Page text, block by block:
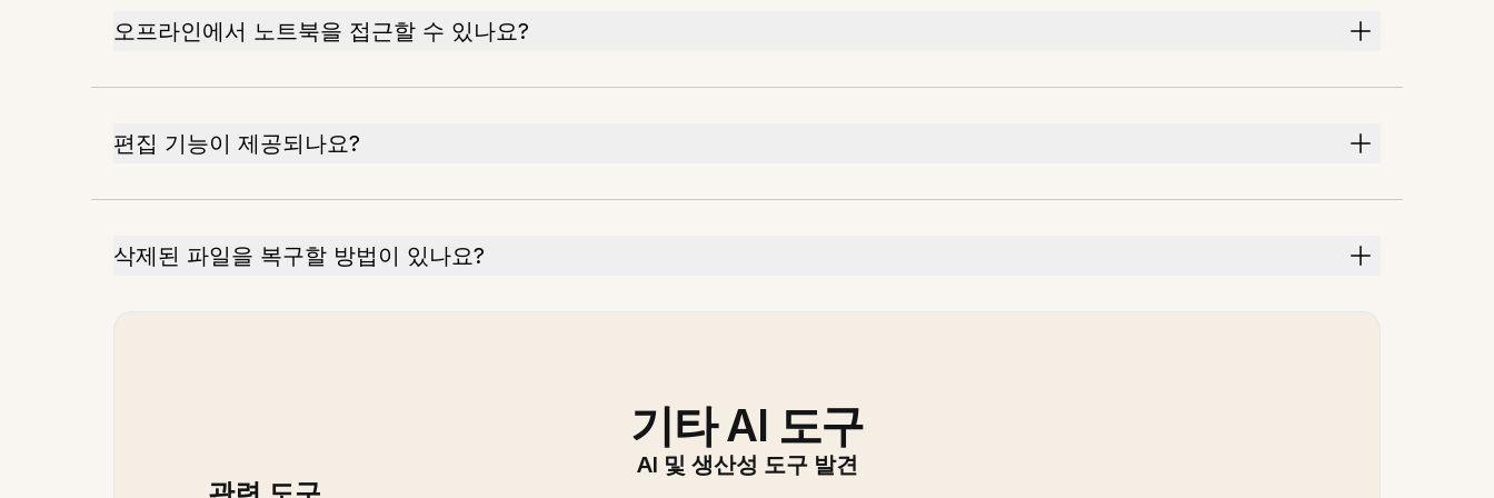
오프라인에서 노트북을 접근할 수 있나요?
편집 기능이 제공되나요?
삭제된 파일을 복구할 방법이 있나요?
기타 AI 도구
AI 및 생산성 도구 발견